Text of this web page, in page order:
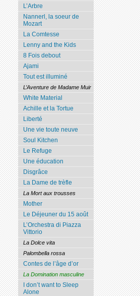
L’Arbre
Nannerl, la soeur de
Mozart
La Comtesse
Lenny and the Kids
8 Fois debout
Ajami
Tout est illuminé
L’Aventure de Madame Muir
White Material
Achille et la Tortue
Liberté
Une vie toute neuve
Soul Kitchen
Le Refuge
Une éducation
Disgrâce
La Dame de trèfle
La Mort aux trousses
Mother
Le Déjeuner du 15 août
L’Orchestra di Piazza
Vittorio
La Dolce vita
Palombella rossa
Contes de l’âge d’or
La Domination masculine
I don’t want to Sleep
Alone